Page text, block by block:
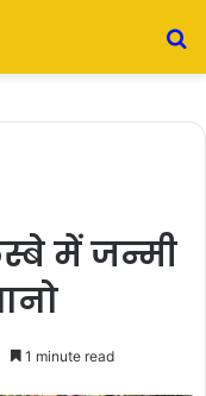
में जन्मी
1 minute read